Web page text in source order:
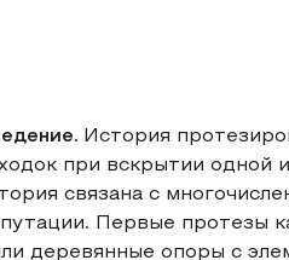
История
при вскрытии одной
связана с
Первые протезы
деревянные опоры с